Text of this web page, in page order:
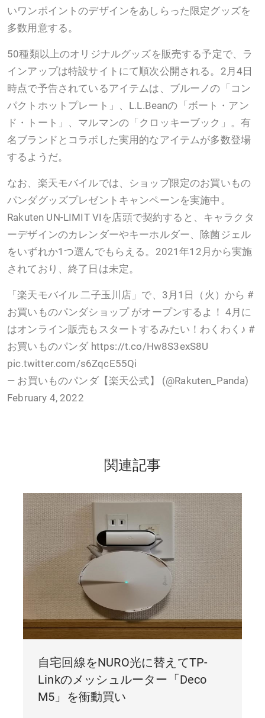
いワンポイントのデザインをあしらった限定グッズを
多数用意する。
50種類以上のオリジナルグッズを販売する予定で、ラ
インアップは特設サイトにて順次公開される。2月4日
時点で予告されているアイテムは、ブルーノの「コン
パクトホットプレート」、L.L.Beanの「ボート・アン
ド・トート」、マルマンの「クロッキーブック」。有
名ブランドとコラボした実用的なアイテムが多数登場
するようだ。
なお、楽天モバイルでは、ショップ限定のお買いもの
パンダグッズプレゼントキャンペーンを実施中。
Rakuten UN-LIMIT VIを店頭で契約すると、キャラクタ
ーデザインのカレンダーやキーホルダー、除菌ジェル
をいずれか1つ選んでもらえる。2021年12月から実施
されており、終了日は未定。
「楽天モバイル 二子玉川店」で、3月1日（火）から #
お買いものパンダショップ がオープンするよ！ 4月に
はオンライン販売もスタートするみたい！わくわく♪ #
お買いものパンダ https://t.co/Hw8S3exS8U
pic.twitter.com/s6ZqcE55Qi
— お買いものパンダ【楽天公式】 (@Rakuten_Panda)
February 4, 2022
関連記事
自宅回線をNURO光に替えてTP-
Linkのメッシュルーター「Deco
M5」を衝動買い